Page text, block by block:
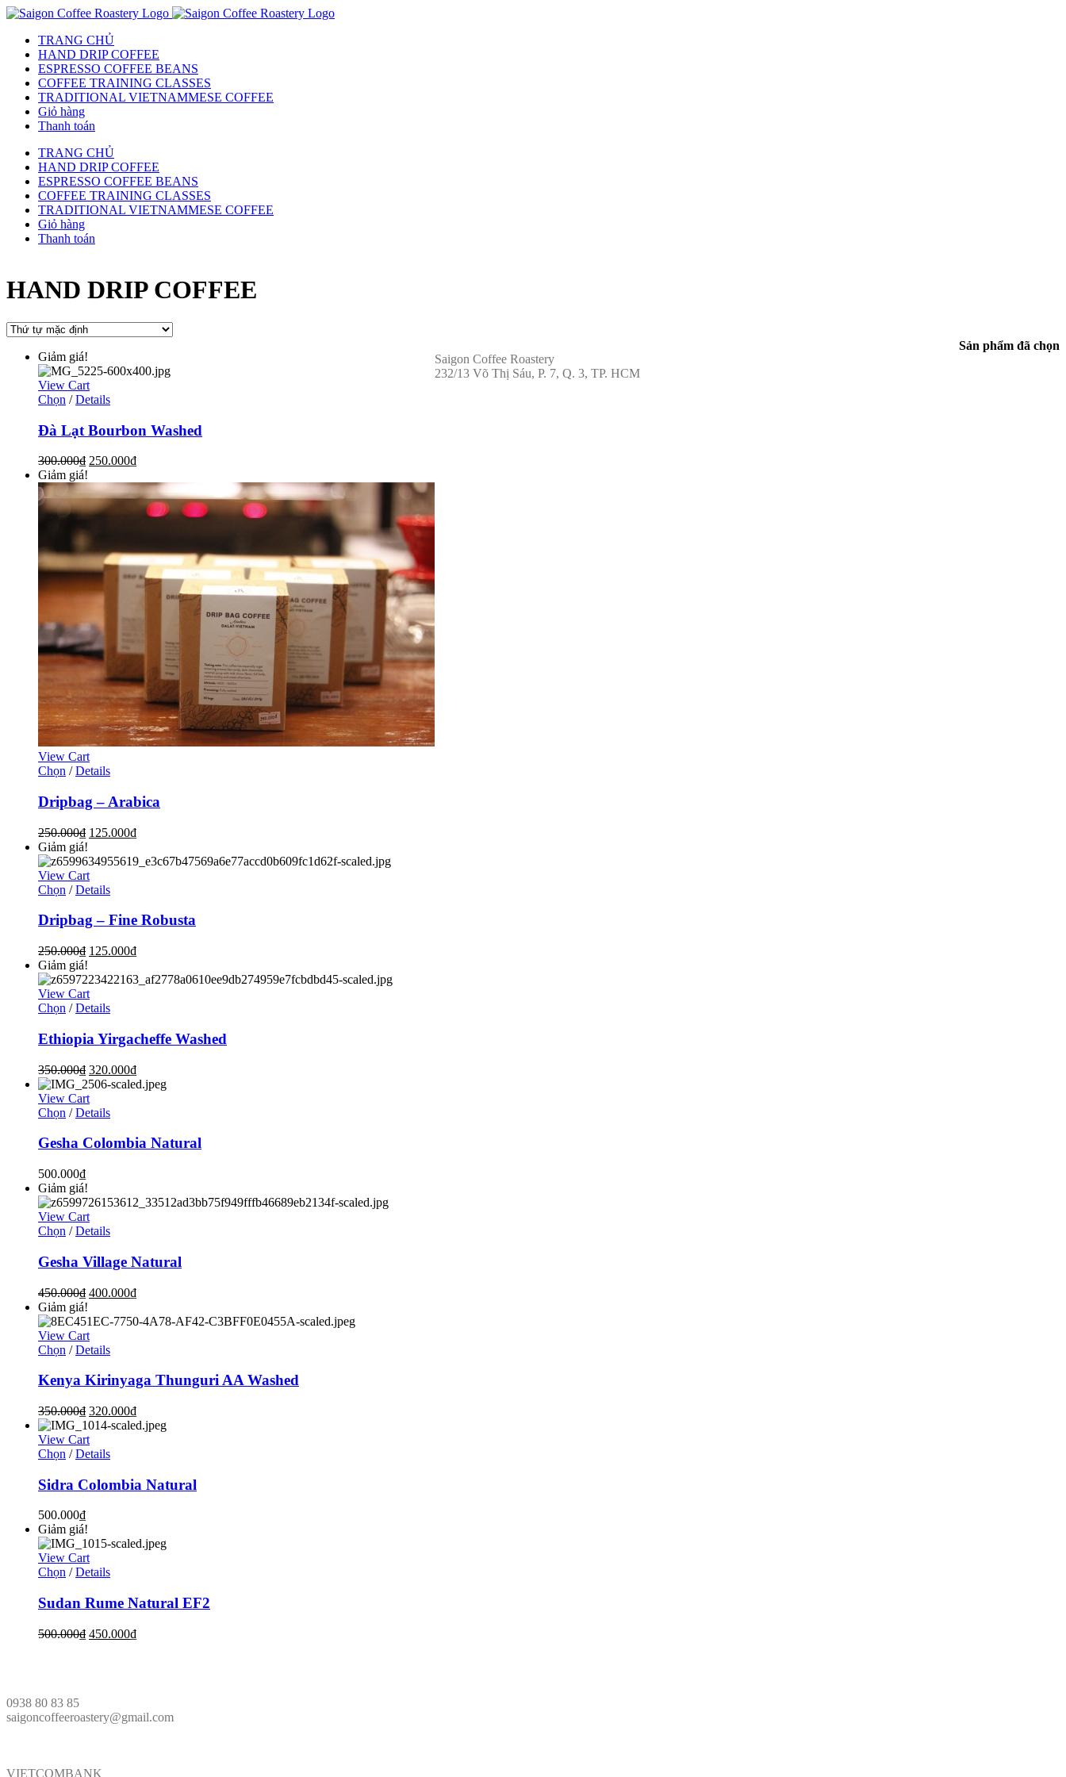
TRANG CHỦ
HAND DRIP COFFEE
ESPRESSO COFFEE BEANS
COFFEE TRAINING CLASSES
TRADITIONAL VIETNAMMESE COFFEE
Giỏ hàng
Thanh toán
TRANG CHỦ
HAND DRIP COFFEE
ESPRESSO COFFEE BEANS
COFFEE TRAINING CLASSES
TRADITIONAL VIETNAMMESE COFFEE
Giỏ hàng
Thanh toán
HAND DRIP COFFEE
Giảm giá!
View Cart
Chọn / Details
Đà Lạt Bourbon Washed
300.000₫ 250.000₫
Giảm giá!
View Cart
Chọn / Details
Dripbag – Arabica
250.000₫ 125.000₫
Giảm giá!
View Cart
Chọn / Details
Dripbag – Fine Robusta
250.000₫ 125.000₫
Giảm giá!
View Cart
Chọn / Details
Ethiopia Yirgacheffe Washed
350.000₫ 320.000₫
View Cart
Chọn / Details
Gesha Colombia Natural
500.000₫
Giảm giá!
View Cart
Chọn / Details
Gesha Village Natural
450.000₫ 400.000₫
Giảm giá!
View Cart
Chọn / Details
Kenya Kirinyaga Thunguri AA Washed
350.000₫ 320.000₫
View Cart
Chọn / Details
Sidra Colombia Natural
500.000₫
Giảm giá!
View Cart
Chọn / Details
Sudan Rume Natural EF2
500.000₫ 450.000₫
Sản phẩm đã chọn
Saigon Coffee Roastery
232/13 Võ Thị Sáu, P. 7, Q. 3, TP. HCM
0938 80 83 85
saigoncoffeeroastery@gmail.com
VIETCOMBANK